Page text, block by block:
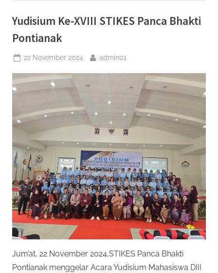
Yudisium Ke-XVIII STIKES Panca Bhakti
Pontianak
Posted
22 November 2024 By
admin01
Jum’at, 22 November 2024,STIKES Panca Bhakti
Pontianak menggelar Acara Yudisium Mahasiswa DIII